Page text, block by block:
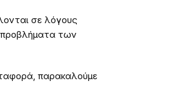
σε λόγους
προβλήματα των
παρακαλούμε